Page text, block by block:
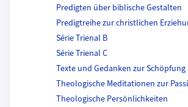
Predigten über biblische Gestalten
Predigtreihe zur christlichen
Série Trienal B
Série Trienal C
Texte und Gedanken zur Schöpfung
Theologische Meditationen zur
Theologische Persönlichkeiten